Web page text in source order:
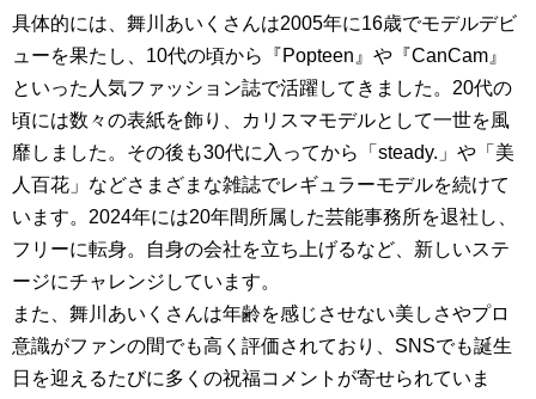
具体的には、舞川あいくさんは2005年に16歳でモデルデビ
ューを果たし、10代の頃から『Popteen』や『CanCam』
といった人気ファッション誌で活躍してきました。20代の
頃には数々の表紙を飾り、カリスマモデルとして一世を風
靡しました。その後も30代に入ってから「steady.」や「美
人百花」などさまざまな雑誌でレギュラーモデルを続けて
います。2024年には20年間所属した芸能事務所を退社し、
フリーに転身。自身の会社を立ち上げるなど、新しいステ
ージにチャレンジしています。
また、舞川あいくさんは年齢を感じさせない美しさやプロ
意識がファンの間でも高く評価されており、SNSでも誕生
日を迎えるたびに多くの祝福コメントが寄せられていま